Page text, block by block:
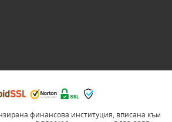
финансова институция, вписана към